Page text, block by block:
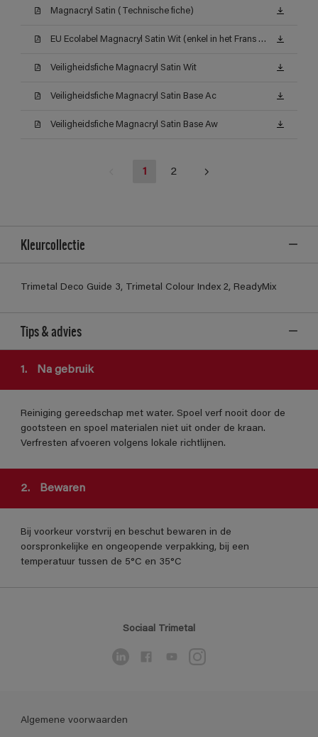
Magnacryl Satin (Technische fiche)
EU Ecolabel Magnacryl Satin Wit (enkel in het Frans beschikbaar)
Veiligheidsfiche Magnacryl Satin Wit
Veiligheidsfiche Magnacryl Satin Base Ac
Veiligheidsfiche Magnacryl Satin Base Aw
1 2
Kleurcollectie
Trimetal Deco Guide 3, Trimetal Colour Index 2, ReadyMix
Tips & advies
1. Na gebruik
Reiniging gereedschap met water. Spoel verf nooit door de
gootsteen en spoel materialen niet uit onder de kraan.
Verfresten afvoeren volgens lokale richtlijnen.
2. Bewaren
Bij voorkeur vorstvrij en beschut bewaren in de
oorspronkelijke en ongeopende verpakking, bij een
temperatuur tussen de 5°C en 35°C
Sociaal Trimetal
Algemene voorwaarden